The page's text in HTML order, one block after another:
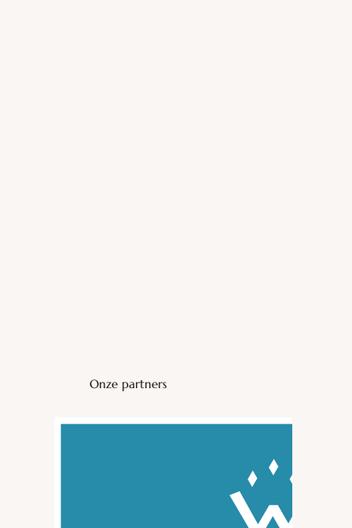
Onze partners